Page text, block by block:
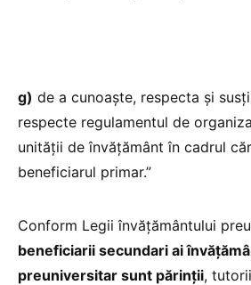
g) de a cunoaște, respecta și
respecte regulamentul de
unității de învățământ în cadrul
beneficiarul primar.”
Conform Legii învățământului
beneficiarii secundari ai
preuniversitar sunt părinții,